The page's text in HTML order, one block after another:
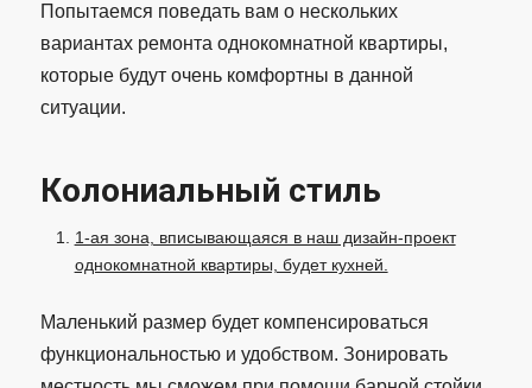
Попытаемся поведать вам о нескольких
вариантах ремонта однокомнатной квартиры,
которые будут очень комфортны в данной
ситуации.
Колониальный стиль
1-ая зона, вписывающаяся в наш дизайн-проект
однокомнатной квартиры, будет кухней.
Маленький размер будет компенсироваться
функциональностью и удобством. Зонировать